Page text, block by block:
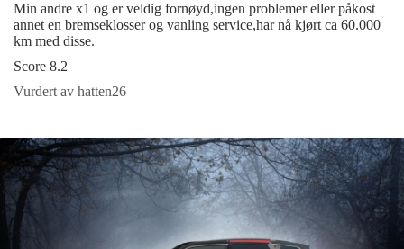
Min andre x1 og er veldig fornøyd,ingen problemer eller påkost
annet en bremseklosser og vanling service,har nå kjørt ca 60.000
km med disse.
Score 8.2
Vurdert av hatten26